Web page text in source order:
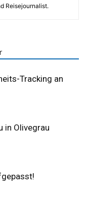
Reisejournalist.
Tracking an
in Olivegrau